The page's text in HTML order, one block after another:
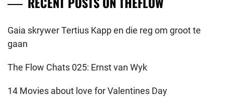
Gaia skrywer Tertius Kapp en die reg om groot te
gaan
The Flow Chats 025: Ernst van Wyk
14 Movies about love for Valentines Day